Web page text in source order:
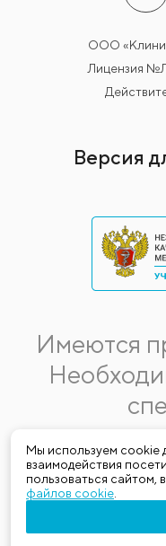
Мы используем cookie
взаимодействия
пользоваться сайтом,
файлов cookie
ООО
Лицензия
Версия
Имеются
Данная информация
Стоимость,
Получить актуальную
услугой информацию